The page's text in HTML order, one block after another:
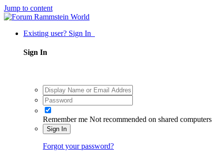
Jump to content
Existing user? Sign In
Sign In
Remember me Not recommended on shared computers
Sign In
Forgot your password?